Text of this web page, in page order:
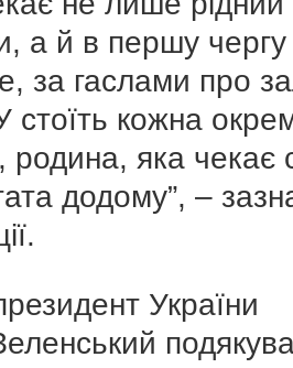
а й в першу чергу
за гаслами про
стоїть кожна
родина, яка чекає
додому”, –
України